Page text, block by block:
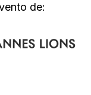
de: